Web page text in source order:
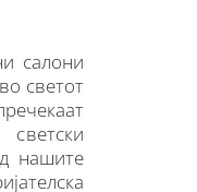
салони
светот
нашите